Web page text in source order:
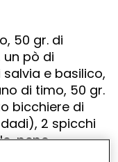
50 gr. di
pò di
e basilico,
di timo, 50 gr.
bicchiere di
2 spicchi
pepe